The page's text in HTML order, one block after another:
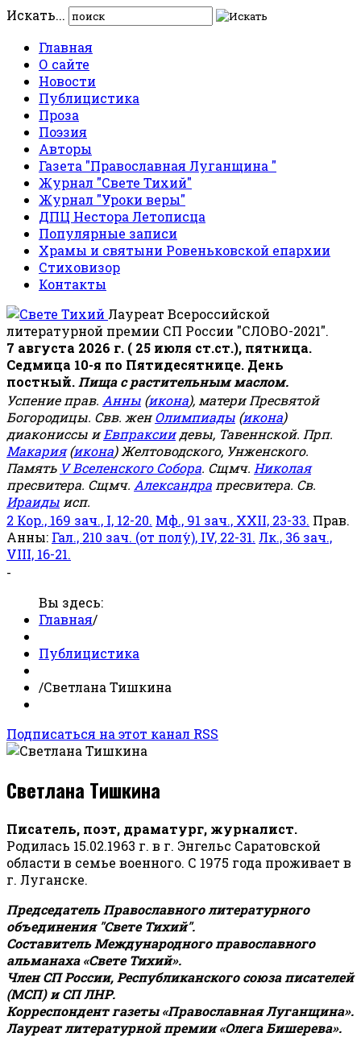
Искать...
Главная
О сайте
Новости
Публицистика
Проза
Поэзия
Авторы
Газета "Православная Луганщина "
Журнал "Свете Тихий"
Журнал "Уроки веры"
ДПЦ Нестора Летописца
Популярные записи
Храмы и святыни Ровеньковской епархии
Стиховизор
Контакты
Лауреат Всероссийской
литературной премии СП России "СЛОВО-2021".
7 августа 2026 г. ( 25 июля ст.ст.), пятница.
Седмица 10-я по Пятидесятнице. День
постный. Пища с растительным маслом.
Успение прав. Анны (икона), матери Пресвятой
Богородицы. Свв. женОлимпиады (икона)
диакониссы иЕвпраксиидевы, Тавеннской. Прп.
Макария(икона) Желтоводского, Унженского.
Память V Вселенского Собора. Сщмч. Николая
пресвитера. Сщмч. Александра пресвитера. Св.
Ираиды исп.
2 Кор., 169 зач., I, 12-20. Мф., 91 зач., XXII, 23-33. Прав.
Анны: Гал., 210 зач. (от полу́), IV, 22-31. Лк., 36 зач.,
VIII, 16-21.
-
Вы здесь:
Главная/
Публицистика
/Светлана Тишкина
Подписаться на этот канал RSS
Светлана Тишкина
Писатель, поэт, драматург, журналист.
Родилась 15.02.1963 г. в г. Энгельс Саратовской
области в семье военного. С 1975 года проживает в
г. Луганске.
Председатель Православного литературного
объединения "Свете Тихий".
Составитель Международного православного
альманаха «Свете Тихий».
Член СП России, Республиканского союза писателей
(МСП) и СП ЛНР.
Корреспондент газеты «Православная Луганщина».
Лауреат литературной премии «Олега Бишерева».